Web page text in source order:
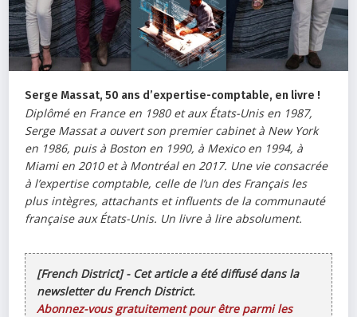
Serge Massat, 50 ans d’expertise-comptable, en livre !
Diplômé en France en 1980 et aux États-Unis en 1987,
Serge Massat a ouvert son premier cabinet à New York
en 1986, puis à Boston en 1990, à Mexico en 1994, à
Miami en 2010 et à Montréal en 2017. Une vie consacrée
à l’expertise comptable, celle de l’un des Français les
plus intègres, attachants et influents de la communauté
française aux États-Unis. Un livre à lire absolument.
[French District] - Cet article a été diffusé dans la
newsletter du French District.
Abonnez-vous gratuitement pour être parmi les